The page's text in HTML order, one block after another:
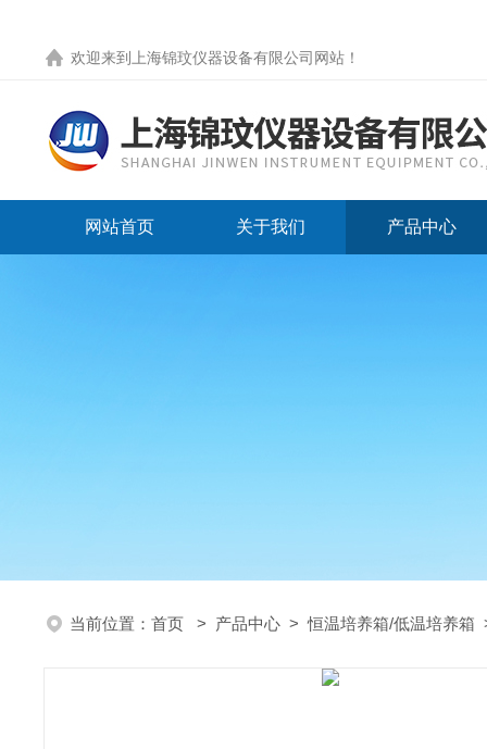
欢迎来到 上海锦玟仪器设备有限公司网站 ！
网站首页 关于我们 产品中心
当前位置： 首页 > 产品中心 >恒温培养箱/低温培养箱